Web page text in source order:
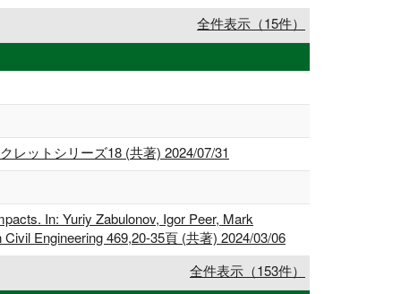
全件表示（15件）
レットシリーズ18 (共著) 2024/07/31
In: Yuriy Zabulonov, Igor Peer, Mark
Engineering 469,20-35頁 (共著) 2024/03/06
全件表示（153件）